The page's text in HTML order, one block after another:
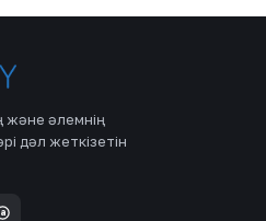
және әлемнің
дәл жеткізетін